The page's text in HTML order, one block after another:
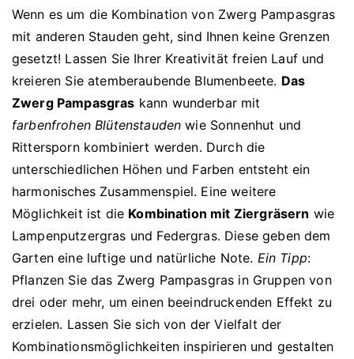
Wenn es um die Kombination von Zwerg Pampasgras
mit anderen Stauden geht, sind Ihnen keine Grenzen
gesetzt! Lassen Sie Ihrer Kreativität freien Lauf und
kreieren Sie atemberaubende Blumenbeete. Das
Zwerg Pampasgras kann wunderbar mit
farbenfrohen Blütenstauden wie Sonnenhut und
Rittersporn kombiniert werden. Durch die
unterschiedlichen Höhen und Farben entsteht ein
harmonisches Zusammenspiel. Eine weitere
Möglichkeit ist die Kombination mit Ziergräsern wie
Lampenputzergras und Federgras. Diese geben dem
Garten eine luftige und natürliche Note. Ein Tipp:
Pflanzen Sie das Zwerg Pampasgras in Gruppen von
drei oder mehr, um einen beeindruckenden Effekt zu
erzielen. Lassen Sie sich von der Vielfalt der
Kombinationsmöglichkeiten inspirieren und gestalten